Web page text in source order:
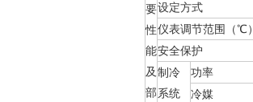
要
性
能
及
部
设定方式
仪表调节范围（℃）
安全保护
制冷
系统
功率
冷媒